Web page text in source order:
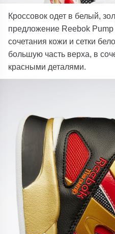
Кроссовок одет в белый,
предложение Reebok
сочетания кожи и сетки
большую часть верха, в
красными деталями.